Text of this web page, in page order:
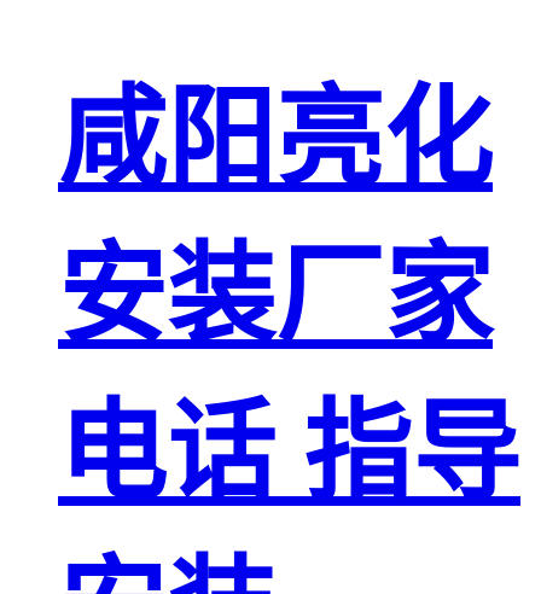
咸阳亮化
安装厂家
电话 指导